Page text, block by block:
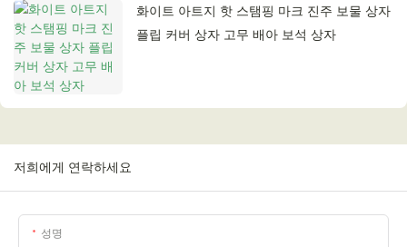
화이트 아트지 핫 스탬핑 마크 진주 보물 상자
플립 커버 상자 고무 배아 보석 상자
저희에게 연락하세요
성명